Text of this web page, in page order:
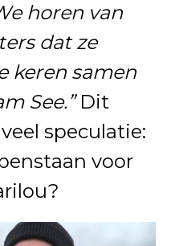
horen van
dat ze
keren samen
See.”Dit
speculatie:
voor